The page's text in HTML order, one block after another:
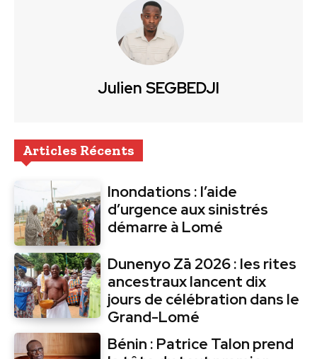
Julien SEGBEDJI
Articles Récents
Inondations : l’aide
d’urgence aux sinistrés
démarre à Lomé
Dunenyo Zā 2026 : les rites
ancestraux lancent dix
jours de célébration dans le
Grand-Lomé
Bénin : Patrice Talon prend